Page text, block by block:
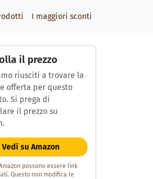
I maggiori sconti
il prezzo
riusciti a trovare la
offerta per questo
Si prega di
il prezzo su
Vedi su Amazon
Amazon possono essere link
Questo non modifica le